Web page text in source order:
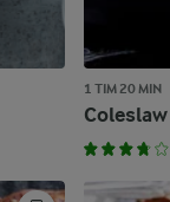
1 TIM 20 MIN